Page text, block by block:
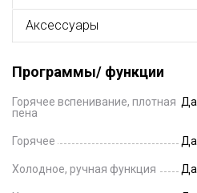
Аксессуары
Программы/ функции
Горячее вспенивание, плотная
пена
Да
Горячее Да
Холодное, ручная функция Да